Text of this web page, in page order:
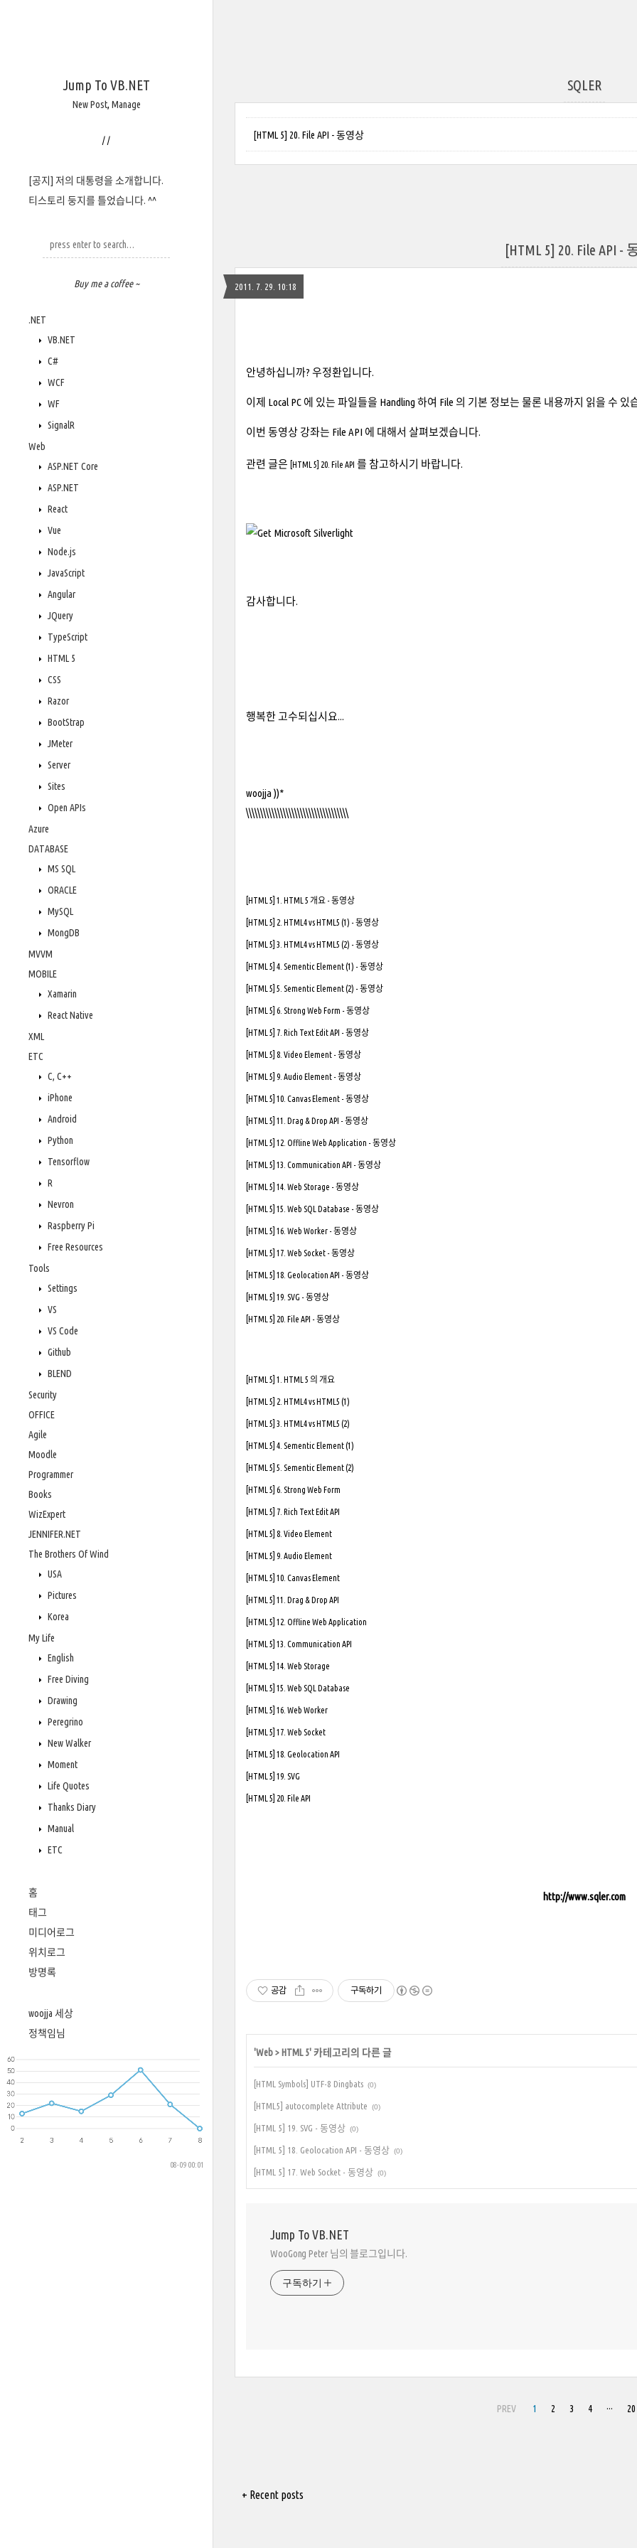
Jump To VB.NET
New Post, Manage
/ /
[공지] 저의 대통령을 소개합니다.
티스토리 둥지를 틀었습니다. ^^
Buy me a coffee ~
.NET
VB.NET
C#
WCF
WF
SignalR
Web
ASP.NET Core
ASP.NET
React
Vue
Node.js
JavaScript
Angular
JQuery
TypeScript
HTML 5
CSS
Razor
BootStrap
JMeter
Server
Sites
Open APIs
Azure
DATABASE
MS SQL
ORACLE
MySQL
MongDB
MVVM
MOBILE
Xamarin
React Native
XML
ETC
C, C++
iPhone
Android
Python
Tensorflow
R
Nevron
Raspberry Pi
Free Resources
Tools
Settings
VS
VS Code
Github
BLEND
Security
OFFICE
Agile
Moodle
Programmer
Books
WizExpert
JENNIFER.NET
The Brothers Of Wind
USA
Pictures
Korea
My Life
English
Free Diving
Drawing
Peregrino
New Walker
Moment
Life Quotes
Thanks Diary
Manual
ETC
홈
태그
미디어로그
위치로그
방명록
woojja 세상
정책임님
08-09 00:01
SQLER
[HTML 5] 20. File API - 동영상
[HTML 5] 20. File API -
2011. 7. 29. 10:18
안녕하십니까? 우정환입니다.
이제 Local PC 에 있는 파일들을 Handling 하여 File 의 기본 정보는 물론 내용까지 읽을 수 있
이번 동영상 강좌는 File API 에 대해서 살펴보겠습니다.
관련 글은 [HTML 5] 20. File API 를 참고하시기 바랍니다.
감사합니다.
행복한 고수되십시요...
woojja ))*
\\\\\\\\\\\\\\\\\\\\\\\\\\\\\\\\\\\\
[HTML 5] 1. HTML 5 개요 - 동영상
[HTML 5] 2. HTML4 vs HTML5 (1) - 동영상
[HTML 5] 3. HTML4 vs HTML5 (2) - 동영상
[HTML 5] 4. Sementic Element (1) - 동영상
[HTML 5] 5. Sementic Element (2) - 동영상
[HTML 5] 6. Strong Web Form - 동영상
[HTML 5] 7. Rich Text Edit API - 동영상
[HTML 5] 8. Video Element - 동영상
[HTML 5] 9. Audio Element - 동영상
[HTML 5] 10. Canvas Element - 동영상
[HTML 5] 11. Drag & Drop API - 동영상
[HTML 5] 12. Offline Web Application - 동영상
[HTML 5] 13. Communication API - 동영상
[HTML 5] 14. Web Storage - 동영상
[HTML 5] 15. Web SQL Database - 동영상
[HTML 5] 16. Web Worker - 동영상
[HTML 5] 17. Web Socket - 동영상
[HTML 5] 18. Geolocation API - 동영상
[HTML 5] 19. SVG - 동영상
[HTML 5] 20. File API - 동영상
[HTML 5] 1. HTML 5 의 개요
[HTML 5] 2. HTML4 vs HTML5 (1)
[HTML 5] 3. HTML4 vs HTML5 (2)
[HTML 5] 4. Sementic Element (1)
[HTML 5] 5. Sementic Element (2)
[HTML 5] 6. Strong Web Form
[HTML 5] 7. Rich Text Edit API
[HTML 5] 8. Video Element
[HTML 5] 9. Audio Element
[HTML 5] 10. Canvas Element
[HTML 5] 11. Drag & Drop API
[HTML 5] 12. Offline Web Application
[HTML 5] 13. Communication API
[HTML 5] 14. Web Storage
[HTML 5] 15. Web SQL Database
[HTML 5] 16. Web Worker
[HTML 5] 17. Web Socket
[HTML 5] 18. Geolocation API
[HTML 5] 19. SVG
[HTML 5] 20. File API
http://www.sqler.com
공감 구독하기
'Web> HTML 5' 카테고리의 다른 글
[HTML Symbols] UTF-8 Dingbats (0)
[HTML5] autocomplete Attribute (0)
[HTML 5] 19. SVG - 동영상 (0)
[HTML 5] 18. Geolocation API - 동영상 (0)
[HTML 5] 17. Web Socket - 동영상 (0)
Jump To VB.NET
WooGong Peter 님의 블로그입니다.
구독하기
PREV 1 2 3 4 ··· 20
+ Recent posts